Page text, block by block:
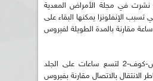
نشرت في مجلة الأمراض المعدية
تسبب الإنفلونزا يمكنها البقاء على
الجلد البشري لنحو 1،8 ساعة مقارنة بالمدة الطويلة لفيروس
وذكرت أن "بقاء سارس-كوف-2 لتسع ساعات على الجلد
الانتقال بالاتصال مقارنة بفيروس